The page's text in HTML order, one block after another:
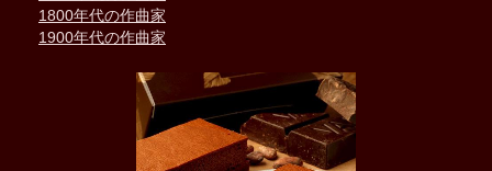
1800年代の作曲家
1900年代の作曲家